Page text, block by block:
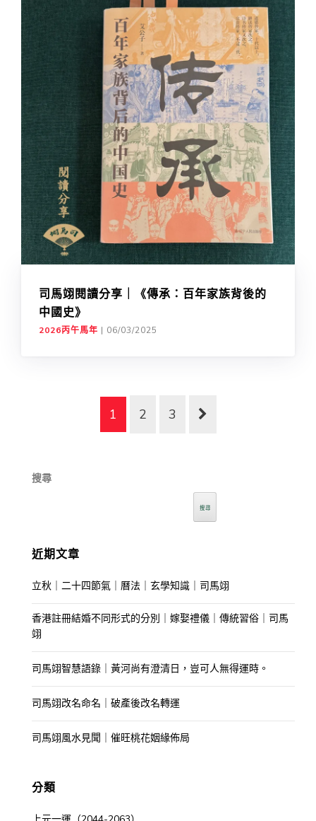
司馬翊閱讀分享｜《傳承：百年家族背後的
中國史》
2026丙午馬年 | 06/03/2025
1 2 3
搜尋
搜尋
近期文章
立秋｜二十四節氣｜曆法｜玄學知識｜司馬翊
香港註冊結婚不同形式的分別｜嫁娶禮儀｜傳統習俗｜司馬
翊
司馬翊智慧語錄｜黃河尚有澄清日，豈可人無得運時。
司馬翊改名命名｜破產後改名轉運
司馬翊風水見聞｜催旺桃花姻緣佈局
分類